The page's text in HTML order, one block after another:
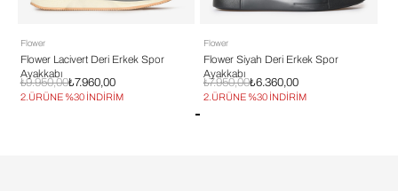
Flower
Flower Lacivert Deri Erkek Spor
Ayakkabı
₺7.960,00
₺9.950,00
2.ÜRÜNE %30 İNDİRİM
Flower
Flower Siyah Deri Erkek Spor
Ayakkabı
₺6.360,00
₺7.950,00
2.ÜRÜNE %30 İNDİRİM